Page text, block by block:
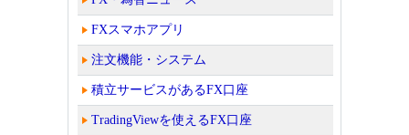
FXスマホアプリ
注文機能・システム
積立サービスがあるFX口座
TradingViewを使えるFX口座